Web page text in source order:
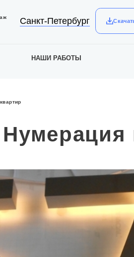
Санкт-Петербург
НАШИ РАБОТЫ
Нумерация